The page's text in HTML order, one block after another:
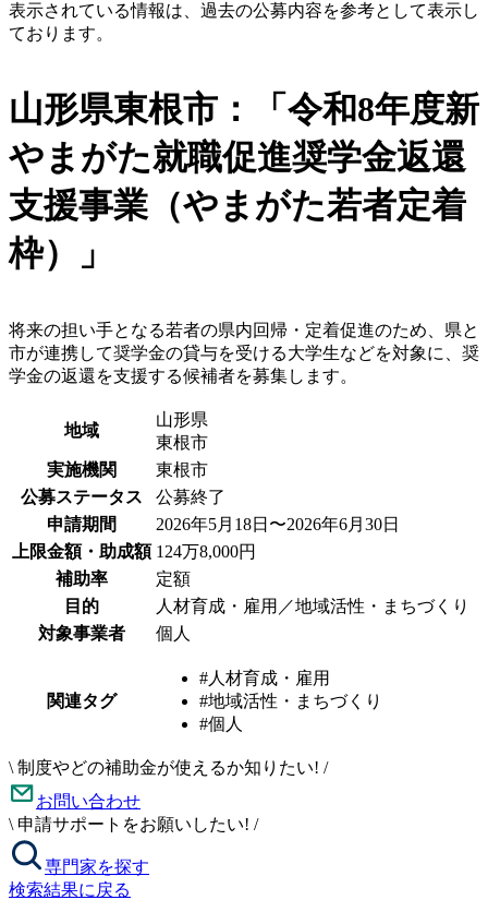
表示されている情報は、過去の公募内容を参考として表示し
ております。
山形県東根市：「令和8年度新
やまがた就職促進奨学金返還
支援事業（やまがた若者定着
枠）」
将来の担い手となる若者の県内回帰・定着促進のため、県と
市が連携して奨学金の貸与を受ける大学生などを対象に、奨
学金の返還を支援する候補者を募集します。
地域
山形県
東根市
実施機関
東根市
公募ステータス
公募終了
申請期間
2026年5月18日〜2026年6月30日
上限金額・助成額 124万8,000円
補助率
定額
目的
人材育成・雇用／地域活性・まちづくり
対象事業者
個人
関連タグ
#人材育成・雇用
#地域活性・まちづくり
#個人
\ 制度やどの補助金が使えるか知りたい! /
お問い合わせ
\ 申請サポートをお願いしたい! /
専門家を探す
検索結果に戻る